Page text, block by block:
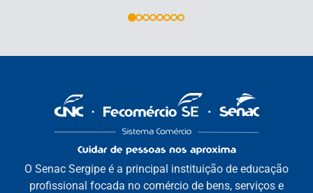
O Senac Sergipe é a principal instituição de educação
profissional focada no comércio de bens, serviços e